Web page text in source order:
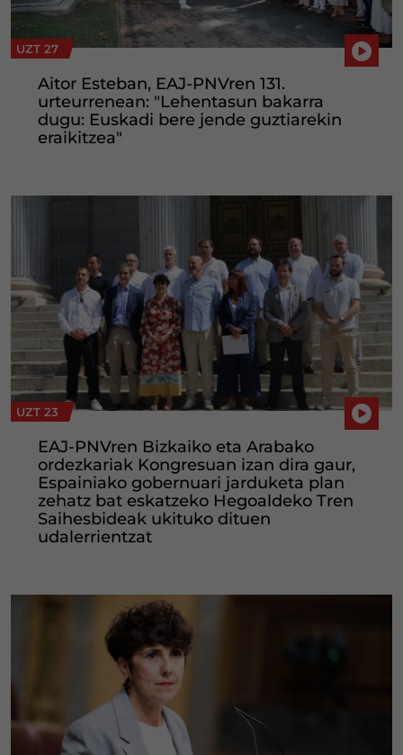
UZT 27
Aitor Esteban, EAJ-PNVren 131.
urteurrenean: "Lehentasun bakarra
dugu: Euskadi bere jende guztiarekin
eraikitzea"
UZT 23
EAJ-PNVren Bizkaiko eta Arabako
ordezkariak Kongresuan izan dira gaur,
Espainiako gobernuari jarduketa plan
zehatz bat eskatzeko Hegoaldeko Tren
Saihesbideak ukituko dituen
udalerrientzat